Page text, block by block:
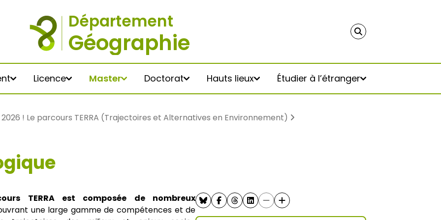
Licence Master Doctorat Hauts lieux Étudier à l’étranger
en territoires –
Paris 8
TERRA
! Le parcours TERRA (Trajectoires et Alternatives en Environnement)
TERRA est composée de nombreux
une large gamme de compétences et de